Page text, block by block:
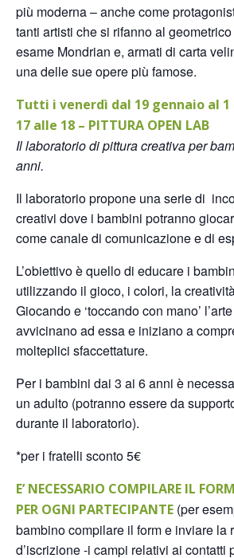
più moderna – anche come
tanti artisti che si rifanno al
esame Mondrian e, armati di carta
una delle sue opere più famose.
Tutti i venerdì dal 19 gennaio al
17 alle 18 – PITTURA OPEN LAB
Il laboratorio di pittura creativa per
anni.
Il laboratorio propone una serie di
creativi dove i bambini potranno
come canale di comunicazione e di
L’obiettivo è quello di educare i
utilizzando il gioco, i colori, la
Giocando e ‘toccando con mano’
avvicinano ad essa e iniziano a
molteplici sfaccettature.
Per i bambini dai 3 ai 6 anni è
un adulto (potranno essere da
durante il laboratorio).
*per i fratelli sconto 5€
E’ NECESSARIO COMPILARE IL
PER OGNI PARTECIPANTE (per
bambino compilare il form e inviare la
d’iscrizione -i campi relativi ai contatti